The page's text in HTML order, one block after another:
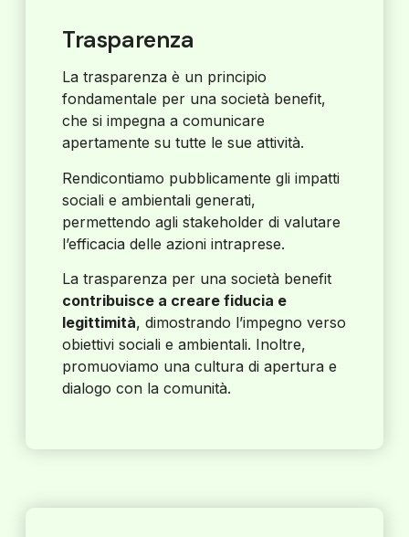
Trasparenza
La trasparenza è un principio
fondamentale per una società benefit,
che si impegna a comunicare
apertamente su tutte le sue attività.
Rendicontiamo pubblicamente gli impatti
sociali e ambientali generati,
permettendo agli stakeholder di valutare
l’efficacia delle azioni intraprese.
La trasparenza per una società benefit
contribuisce a creare fiducia e
legittimità, dimostrando l’impegno verso
obiettivi sociali e ambientali. Inoltre,
promuoviamo una cultura di apertura e
dialogo con la comunità.